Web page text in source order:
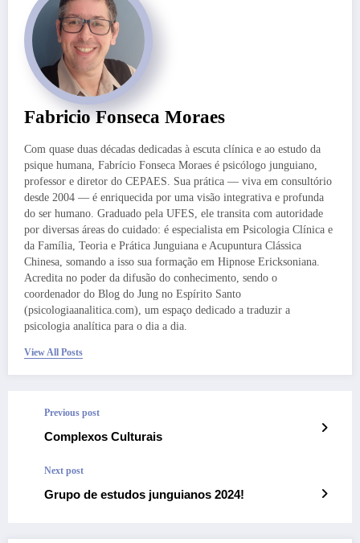
Fabricio Fonseca Moraes
Com quase duas décadas dedicadas à escuta clínica e ao estudo da
psique humana, Fabrício Fonseca Moraes é psicólogo junguiano,
professor e diretor do CEPAES. Sua prática — viva em consultório
desde 2004 — é enriquecida por uma visão integrativa e profunda
do ser humano. Graduado pela UFES, ele transita com autoridade
por diversas áreas do cuidado: é especialista em Psicologia Clínica e
da Família, Teoria e Prática Junguiana e Acupuntura Clássica
Chinesa, somando a isso sua formação em Hipnose Ericksoniana.
Acredita no poder da difusão do conhecimento, sendo o
coordenador do Blog do Jung no Espírito Santo
(psicologiaanalitica.com), um espaço dedicado a traduzir a
psicologia analítica para o dia a dia.
View All Posts
Previous post
Complexos Culturais
Next post
Grupo de estudos junguianos 2024!